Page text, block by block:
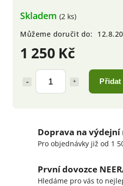
1 250 Kč
Skladem (2 ks)
Můžeme doručit do:
Doprava na výdejní
Pro objednávky již od 1
První dovozce
Hledáme pro vás to